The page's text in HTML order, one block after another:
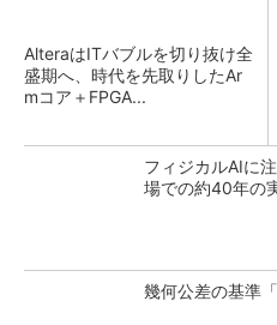
AlteraはITバブルを切り抜け全
盛期へ、時代を先取りしたAr
mコア＋FPGA...
フィジカルAIに
場での約40年の
幾何公差の基準